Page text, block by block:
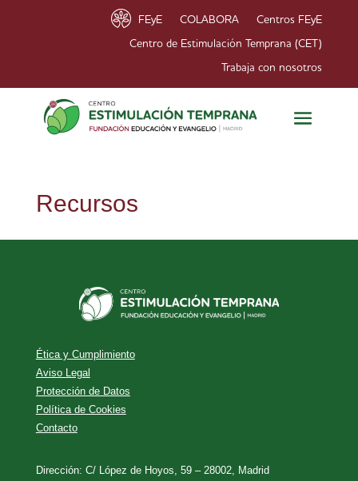
FEyE COLABORA Centros FEyE
Centro de Estimulación Temprana (CET)
Trabaja con nosotros
Recursos
Ética y Cumplimiento
Aviso Legal
Protección de Datos
Política de Cookies
Contacto
Dirección: C/ López de Hoyos, 59 – 28002, Madrid